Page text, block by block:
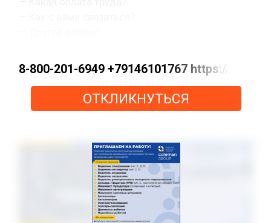
8-800-201-6949 +79146101767 https://
ОТКЛИКНУТЬСЯ